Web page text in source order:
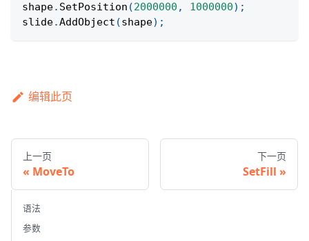
shape. SetPosition (2000000 , 1000000) ;
slide.AddObject (shape) ;
编辑此页
上一页
MoveTo
下一页
SetFill
语法
参数